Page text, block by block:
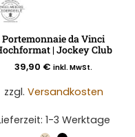
Portemonnaie da Vinci
| Jockey Club
39,90 € inkl. MwSt.
zzgl. Versandkosten
1-3 Werktage